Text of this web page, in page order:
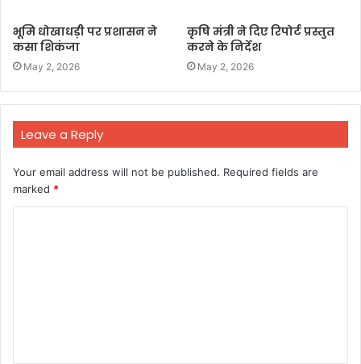
भूमि धोखाधड़ी पर प्रशासन ने
कसा शिकंजा
May 2, 2026
कृषि मंत्री ने दिए रिपोर्ट प्रस्तुत
करने के निर्देश
May 2, 2026
Leave a Reply
Your email address will not be published. Required fields are
marked *